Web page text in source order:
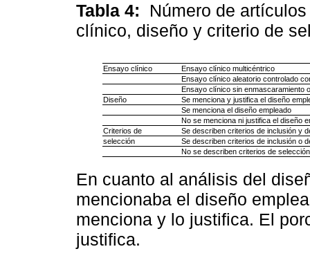
Tabla 4: Número de
clínico, diseño y criterio de
Ensayo clínico
Ensayo clínico multicéntrico
Ensayo clínico aleatorio controlado
Ensayo clínico sin enmascaramiento
Diseño
Se menciona y justifica el diseño
Se menciona el diseño empleado
No se menciona ni justifica el diseño
Criterios de
Se describen criterios de inclusión y
selección
Se describen criterios de inclusión o
No se describen criterios de selección
En cuanto al análisis del
mencionaba el diseño
menciona y lo justifica. El
justifica.